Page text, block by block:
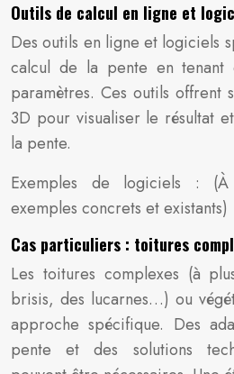
Outils de calcul en ligne et
Des outils en ligne et logiciels
calcul de la pente en tenant
paramètres. Ces outils offrent
3D pour visualiser le résultat
la pente.
Exemples de logiciels :
exemples concrets et existants)
Cas particuliers : toitures
Les toitures complexes (à
brisis, des lucarnes…) ou
approche spécifique. Des
pente et des solutions